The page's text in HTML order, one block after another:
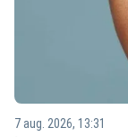
7 aug. 2026, 13:31